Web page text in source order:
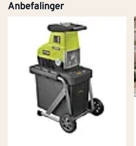
Anbefalinger